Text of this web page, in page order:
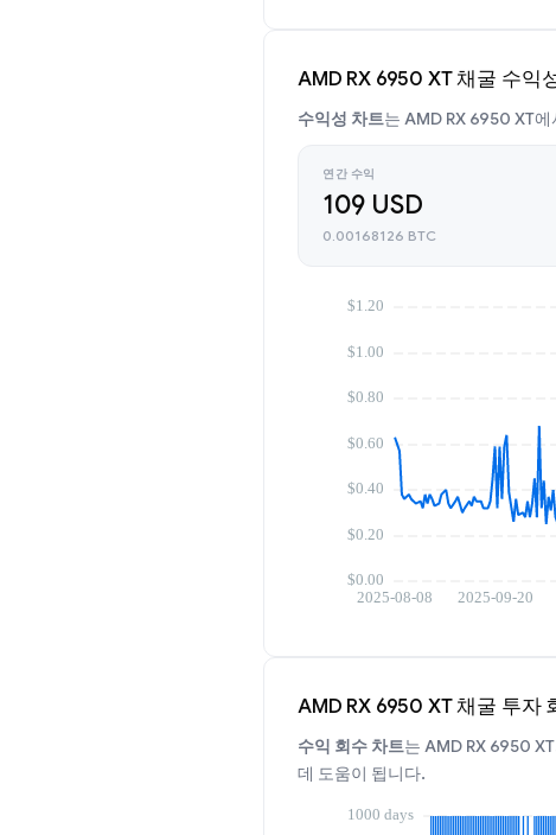
AMD RX 6950 XT 채굴 수익
수익성 차트는 AMD RX 6950 XT
연간 수익
109 USD
0.00168126 BTC
AMD RX 6950 XT 채굴 투자
수익 회수 차트는 AMD RX 6950
데 도움이 됩니다.